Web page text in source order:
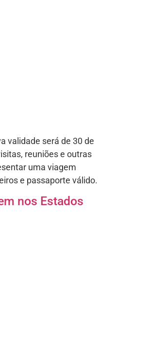
validade será de 30 de
reuniões e outras
uma viagem
e passaporte válido.
nos Estados